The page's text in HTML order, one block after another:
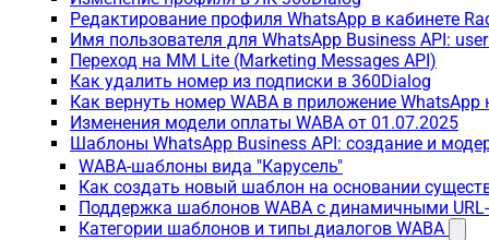
Редактирование профиля WhatsApp в кабинете
Имя пользователя для WhatsApp Business API:
Переход на MM Lite (Marketing Messages API)
Как удалить номер из подписки в 360Dialog
Как вернуть номер WABA в приложение WhatsApp
Изменения модели оплаты WABA от 01.07.2025
Шаблоны WhatsApp Business API: создание и
WABA-шаблоны вида "Карусель"
Как создать новый шаблон на основании
Поддержка шаблонов WABA с динамичными
Категории шаблонов и типы диалогов WABA